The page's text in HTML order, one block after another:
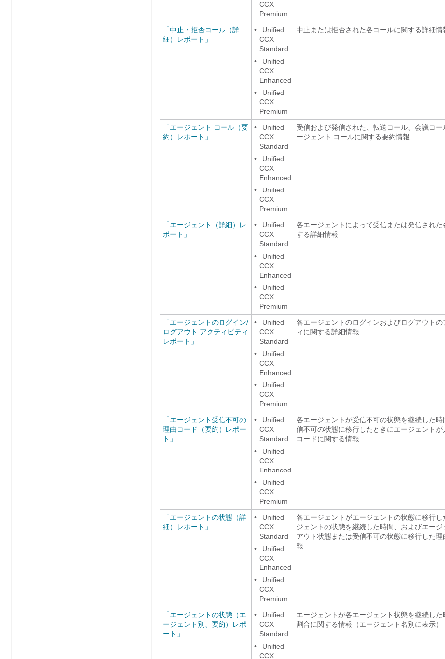
CCX
Premium
「中止・拒否コール（詳
細）レポート」
•
Unified
CCX
Standard
•
Unified
CCX
Enhanced
•
Unified
CCX
Premium
中止または拒否された各コールに関する詳細情
「エージェント コール（要
約）レポート」
•
Unified
CCX
Standard
•
Unified
CCX
Enhanced
•
Unified
CCX
Premium
受信および発信された、転送コール、会議コー
ージェント コールに関する要約情報
「エージェント（詳細）レ
ポート」
•
Unified
CCX
Standard
•
Unified
CCX
Enhanced
•
Unified
CCX
Premium
各エージェントによって受信または発信された
する詳細情報
「エージェントのログイン/
ログアウト アクティビティ
レポート」
•
Unified
CCX
Standard
•
Unified
CCX
Enhanced
•
Unified
CCX
Premium
各エージェントのログインおよびログアウトの
ィに関する詳細情報
「エージェント受信不可の
理由コード（要約）レポー
ト」
•
Unified
CCX
Standard
•
Unified
CCX
Enhanced
•
Unified
CCX
Premium
各エージェントが受信不可の状態を継続した時
信不可の状態に移行したときにエージェントが
コードに関する情報
「エージェントの状態（詳
細）レポート」
•
Unified
CCX
Standard
•
Unified
CCX
Enhanced
•
Unified
CCX
Premium
各エージェントがエージェントの状態に移行し
ジェントの状態を継続した時間、およびエージ
アウト状態または受信不可の状態に移行した理
報
「エージェントの状態（エ
ージェント別、要約）レポ
ート」
•
Unified
CCX
Standard
•
Unified
CCX
エージェントが各エージェント状態を継続した
割合に関する情報（エージェント名別に表示）